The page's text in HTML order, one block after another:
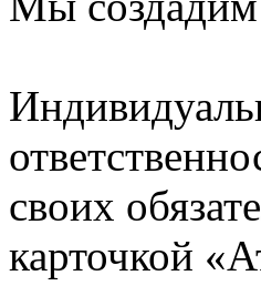
своих
карточкой